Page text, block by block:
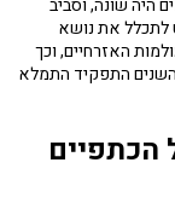
לתכלל את נושא
האזרחיים, וכך
התפקיד התמלא
הכתפיים